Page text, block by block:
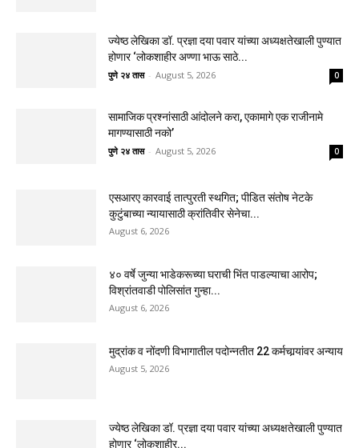
ज्येष्ठ लेखिका डॉ. प्रज्ञा दया पवार यांच्या अध्यक्षतेखाली पुण्यात
होणार ‘लोकशाहीर अण्णा भाऊ साठे...
पुणे २४ तास - August 5, 2026 0
सामाजिक प्रश्नांसाठी आंदोलने करा, एकामागे एक राजीनामे
मागण्यासाठी नको’
पुणे २४ तास - August 5, 2026 0
एसआरए कारवाई तात्पुरती स्थगित; पीडित संतोष नेटके
कुटुंबाच्या न्यायासाठी क्रांतिवीर सेनेचा...
August 6, 2026
४० वर्षे जुन्या भाडेकरूच्या घराची भिंत पाडल्याचा आरोप;
विश्रांतवाडी पोलिसांत गुन्हा...
August 6, 2026
मुद्रांक व नोंदणी विभागातील पदोन्नतीत 22 कर्मचार्‍यांवर अन्याय
August 5, 2026
ज्येष्ठ लेखिका डॉ. प्रज्ञा दया पवार यांच्या अध्यक्षतेखाली पुण्यात
होणार ‘लोकशाहीर...